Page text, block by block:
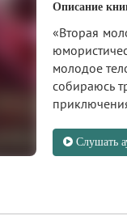
Описание
«Вторая
молодое
собираюсь
Слушать